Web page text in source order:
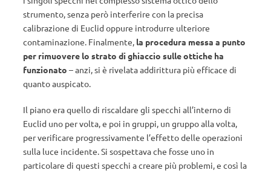
strumento, senza però interferire con la precisa
calibrazione di Euclid oppure introdurre ulteriore
contaminazione. Finalmente, la procedura messa a punto
per rimuovere lo strato di ghiaccio sulle ottiche ha
funzionato – anzi, si è rivelata addirittura più efficace di
quanto auspicato.
Il piano era quello di riscaldare gli specchi all’interno di
Euclid uno per volta, e poi in gruppi, un gruppo alla volta,
per verificare progressivamente l’effetto delle operazioni
sulla luce incidente. Si sospettava che fosse uno in
particolare di questi specchi a creare più problemi, e così la